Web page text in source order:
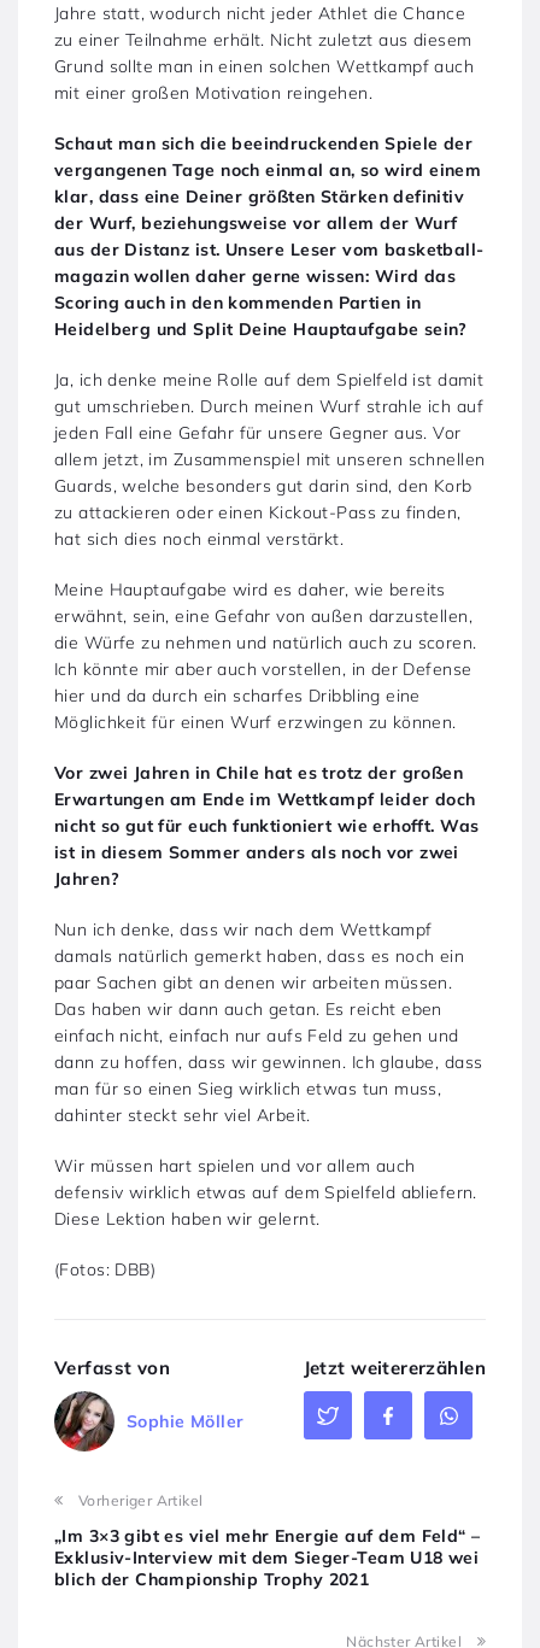
Jahre statt, wodurch nicht jeder Athlet die Chance
zu einer Teilnahme erhält. Nicht zuletzt aus diesem
Grund sollte man in einen solchen Wettkampf auch
mit einer großen Motivation reingehen.
Schaut man sich die beeindruckenden Spiele der
vergangenen Tage noch einmal an, so wird einem
klar, dass eine Deiner größten Stärken definitiv
der Wurf, beziehungsweise vor allem der Wurf
aus der Distanz ist. Unsere Leser vom basketball-
magazin wollen daher gerne wissen: Wird das
Scoring auch in den kommenden Partien in
Heidelberg und Split Deine Hauptaufgabe sein?
Ja, ich denke meine Rolle auf dem Spielfeld ist damit
gut umschrieben. Durch meinen Wurf strahle ich auf
jeden Fall eine Gefahr für unsere Gegner aus. Vor
allem jetzt, im Zusammenspiel mit unseren schnellen
Guards, welche besonders gut darin sind, den Korb
zu attackieren oder einen Kickout-Pass zu finden,
hat sich dies noch einmal verstärkt.
Meine Hauptaufgabe wird es daher, wie bereits
erwähnt, sein, eine Gefahr von außen darzustellen,
die Würfe zu nehmen und natürlich auch zu scoren.
Ich könnte mir aber auch vorstellen, in der Defense
hier und da durch ein scharfes Dribbling eine
Möglichkeit für einen Wurf erzwingen zu können.
Vor zwei Jahren in Chile hat es trotz der großen
Erwartungen am Ende im Wettkampf leider doch
nicht so gut für euch funktioniert wie erhofft. Was
ist in diesem Sommer anders als noch vor zwei
Jahren?
Nun ich denke, dass wir nach dem Wettkampf
damals natürlich gemerkt haben, dass es noch ein
paar Sachen gibt an denen wir arbeiten müssen.
Das haben wir dann auch getan. Es reicht eben
einfach nicht, einfach nur aufs Feld zu gehen und
dann zu hoffen, dass wir gewinnen. Ich glaube, dass
man für so einen Sieg wirklich etwas tun muss,
dahinter steckt sehr viel Arbeit.
Wir müssen hart spielen und vor allem auch
defensiv wirklich etwas auf dem Spielfeld abliefern.
Diese Lektion haben wir gelernt.
(Fotos: DBB)
Verfasst von
Sophie Möller
Jetzt weitererzählen
Vorheriger Artikel
„Im 3×3 gibt es viel mehr Energie auf dem Feld“ –
Exklusiv-Interview mit dem Sieger-Team U18 wei
blich der Championship Trophy 2021
Nächster Artikel